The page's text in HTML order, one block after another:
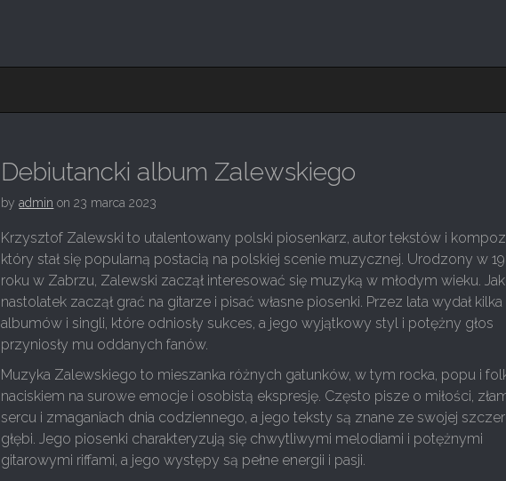
Debiutancki album Zalewskiego
byadmin on23 marca 2023
Krzysztof Zalewski to utalentowany polski piosenkarz, autor tekstów i
który stał się popularną postacią na polskiej scenie muzycznej. Urodzony w
roku w Zabrzu, Zalewski zaczął interesować się muzyką w młodym wieku.
nastolatek zaczął grać na gitarze i pisać własne piosenki. Przez lata wydał kilka
albumów i singli, które odniosły sukces, a jego wyjątkowy styl i potężny głos
przyniosły mu oddanych fanów.
Muzyka Zalewskiego to mieszanka różnych gatunków, w tym rocka, popu i
naciskiem na surowe emocje i osobistą ekspresję. Często pisze o miłości,
sercu i zmaganiach dnia codziennego, a jego teksty są znane ze swojej
głębi. Jego piosenki charakteryzują się chwytliwymi melodiami i potężnymi
gitarowymi riffami, a jego występy są pełne energii i pasji.